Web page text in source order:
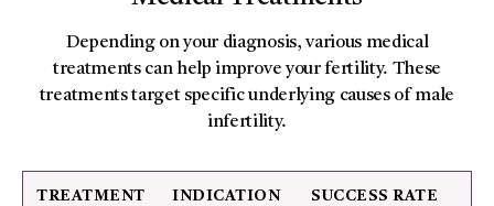
Depending on your diagnosis, various medical
treatments can help improve your fertility. These
treatments target specific underlying causes of male
infertility.
TREATMENT INDICATION SUCCESS RATE